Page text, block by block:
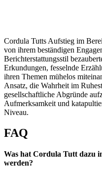
Cordula Tutts Aufstieg im
von ihrem beständigen
Berichterstattungsstil
Erkundungen, fesselnde
ihren Themen mühelos
Ansatz, die Wahrheit im
gesellschaftliche Abgründe
Aufmerksamkeit und
Niveau.
FAQ
Was hat Cordula Tutt dazu
werden?